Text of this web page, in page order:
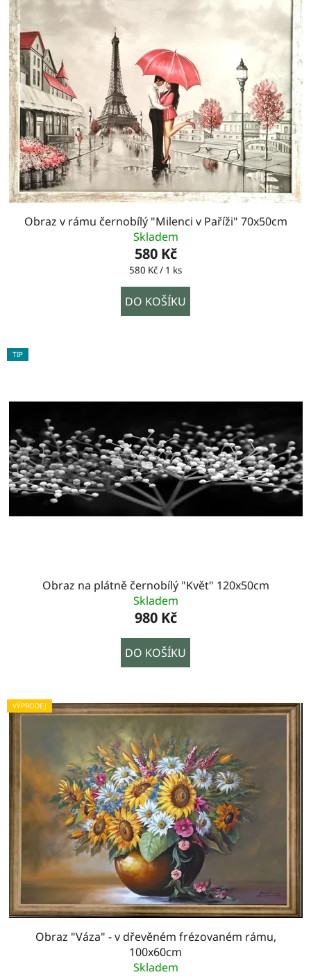
Obraz v rámu černobílý "Milenci v Paříži" 70x50cm
Skladem
580 Kč
Měrná
580 Kč / 1 ks
DO KOŠÍKU
TIP
Obraz na plátně černobílý "Květ" 120x50cm
Skladem
980 Kč
DO KOŠÍKU
VÝPRODEJ
Obraz "Váza" - v dřevěném frézovaném rámu,
100x60cm
Skladem